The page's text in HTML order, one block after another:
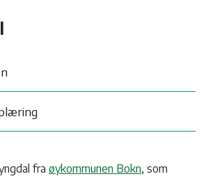
fra øykommunen Bokn, som